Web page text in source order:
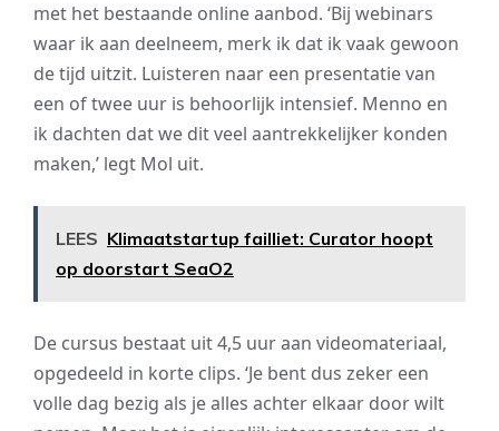
met het bestaande online aanbod. ‘Bij webinars
waar ik aan deelneem, merk ik dat ik vaak gewoon
de tijd uitzit. Luisteren naar een presentatie van
een of twee uur is behoorlijk intensief. Menno en
ik dachten dat we dit veel aantrekkelijker konden
maken,’ legt Mol uit.
LEES Klimaatstartup failliet: Curator hoopt
op doorstart SeaO2
De cursus bestaat uit 4,5 uur aan videomateriaal,
opgedeeld in korte clips. ‘Je bent dus zeker een
volle dag bezig als je alles achter elkaar door wilt